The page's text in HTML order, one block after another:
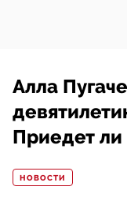
Алла
Приедет ли
НОВОСТИ